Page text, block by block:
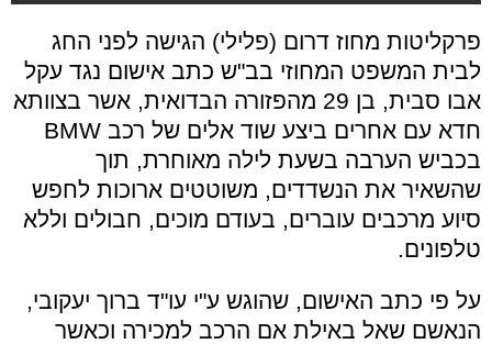
פרקליטות מחוז דרום (פלילי) הגישה לפני החג
לבית המשפט המחוזי בב"ש כתב אישום נגד עקל
אבו סבית, בן 29 מהפזורה הבדואית, אשר בצוותא
חדא עם אחרים ביצע שוד אלים של רכב BMW
בכביש הערבה בשעת לילה מאוחרת, תוך
שהשאיר את הנשדדים, משוטטים ארוכות לחפש
סיוע מרכבים עוברים, בעודם מוכים, חבולים וללא
טלפונים.
על פי כתב האישום, שהוגש ע"י עו"ד ברוך יעקובי,
הנאשם שאל באילת אם הרכב למכירה וכאשר